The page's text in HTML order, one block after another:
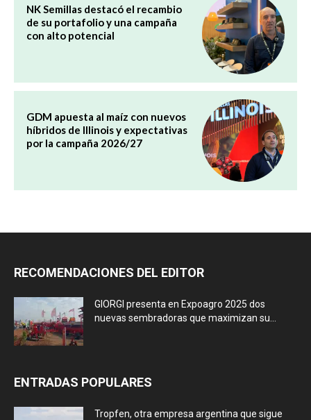
NK Semillas destacó el recambio
de su portafolio y una campaña
con alto potencial
GDM apuesta al maíz con nuevos
híbridos de Illinois y expectativas
por la campaña 2026/27
RECOMENDACIONES DEL EDITOR
GIORGI presenta en Expoagro 2025 dos
nuevas sembradoras que maximizan su...
ENTRADAS POPULARES
Tropfen, otra empresa argentina que sigue